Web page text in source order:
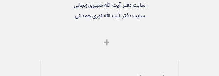
سایت دفتر آیت الله شبیری زنجانی
سایت دفتر آیت الله نوری همدانی